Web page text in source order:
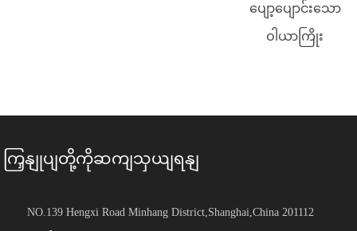
ပျော့ပျောင်းသော
ဝါယာကြိုး
ကြှနျုပျတို့ကိုဆကျသှယျရနျ
NO.139 Hengxi Road Minhang District,Shanghai,China 201112